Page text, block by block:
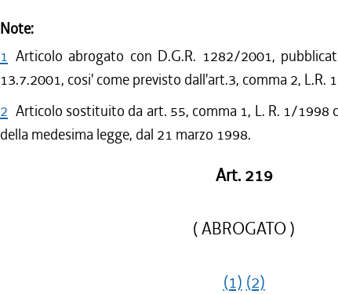
Note:
1 Articolo abrogato con D.G.R. 1282/2001,
13.7.2001, cosi' come previsto dall'art.3, comma 2, L.R.
2 Articolo sostituito da art. 55, comma 1, L. R. 1/1998
della medesima legge, dal 21 marzo 1998.
Art. 219
( ABROGATO )
(1) (2)